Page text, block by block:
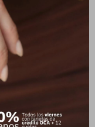
CA8480